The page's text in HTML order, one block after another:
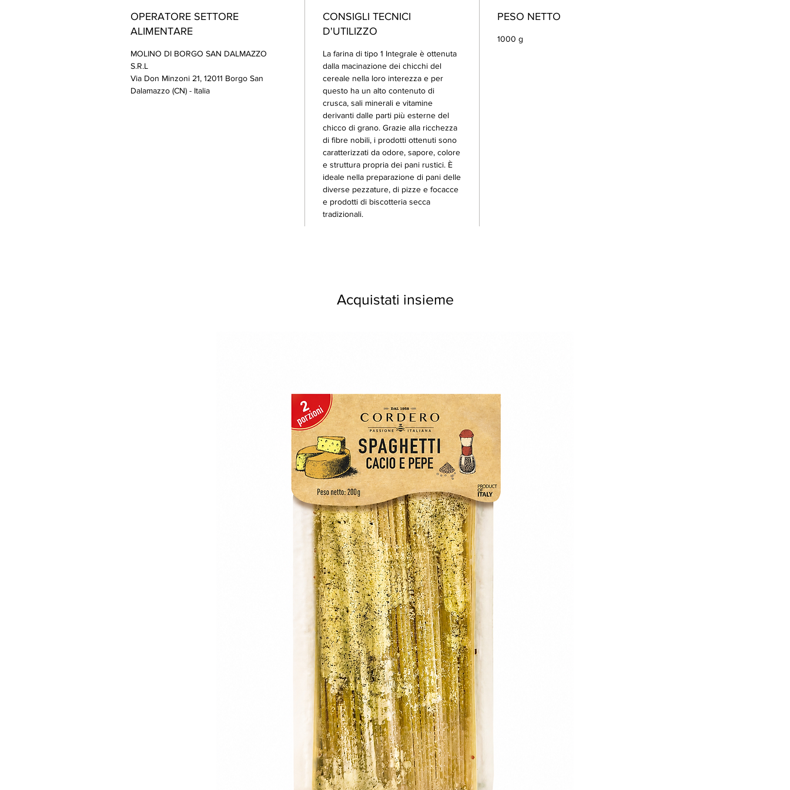
OPERATORE SETTORE
ALIMENTARE
MOLINO DI BORGO SAN DALMAZZO
S.R.L
Via Don Minzoni 21, 12011 Borgo San
Dalamazzo (CN) - Italia
CONSIGLI TECNICI
D'UTILIZZO
La farina di tipo 1 Integrale è ottenuta
dalla macinazione dei chicchi del
cereale nella loro interezza e per
questo ha un alto contenuto di
crusca, sali minerali e vitamine
derivanti dalle parti più esterne del
chicco di grano. Grazie alla ricchezza
di fibre nobili, i prodotti ottenuti sono
caratterizzati da odore, sapore, colore
e struttura propria dei pani rustici. È
ideale nella preparazione di pani delle
diverse pezzature, di pizze e focacce
e prodotti di biscotteria secca
tradizionali.
PESO NETTO
1000 g
Acquistati insieme